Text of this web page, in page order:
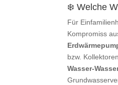
❄️ Welche
Für
Kompromiss
bzw.